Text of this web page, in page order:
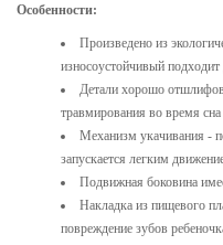
Особенности:
Произведено из
износоустойчивый
Детали хорошо
травмирования во время
Механизм укачивания -
запускается легким
Подвижная боковина
Накладка из пищевого
повреждение зубов